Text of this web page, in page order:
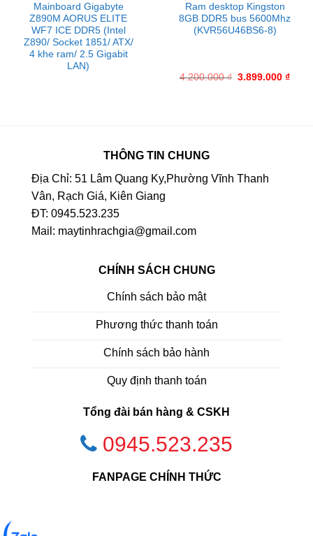
Mainboard Gigabyte
Z890M AORUS ELITE
WF7 ICE DDR5 (Intel
Z890/ Socket 1851/ ATX/
4 khe ram/ 2.5 Gigabit
LAN)
Ram desktop Kingston
8GB DDR5 bus 5600Mhz
(KVR56U46BS6-8)
4.200.000₫ 3.899.000₫
THÔNG TIN CHUNG
Địa Chỉ: 51 Lâm Quang Ky,Phường Vĩnh Thanh
Vân, Rạch Giá, Kiên Giang
ĐT: 0945.523.235
Mail: maytinhrachgia@gmail.com
CHÍNH SÁCH CHUNG
Chính sách bảo mật
Phương thức thanh toán
Chính sách bảo hành
Quy định thanh toán
Tổng đài bán hàng & CSKH
0945.523.235
FANPAGE CHÍNH THỨC